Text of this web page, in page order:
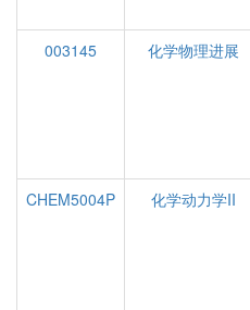
003145
化学物理进展
CHEM5004P
化学动力学II